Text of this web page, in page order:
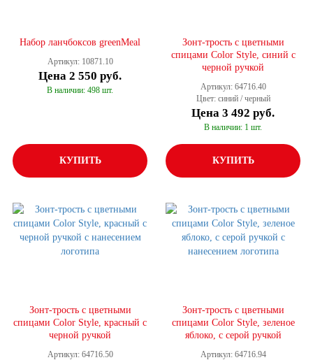
Набор ланчбоксов greenMeal
Артикул: 10871.10
Цена 2 550 руб.
В наличии: 498 шт.
КУПИТЬ
Зонт-трость с цветными
спицами Color Style, синий с
черной ручкой
Артикул: 64716.40
Цвет: синий / черный
Цена 3 492 руб.
В наличии: 1 шт.
КУПИТЬ
Зонт-трость с цветными
спицами Color Style, красный с
черной ручкой
Артикул: 64716.50
Зонт-трость с цветными
спицами Color Style, зеленое
яблоко, с серой ручкой
Артикул: 64716.94